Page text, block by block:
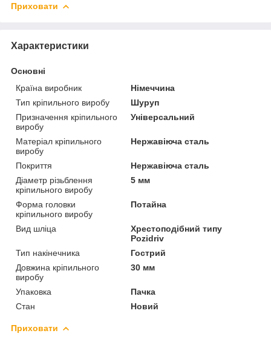
Приховати
Характеристики
Основні
Країна виробник
Німеччина
Тип кріпильного виробу
Шуруп
Призначення кріпильного
виробу
Універсальний
Матеріал кріпильного
виробу
Нержавіюча сталь
Покриття
Нержавіюча сталь
Діаметр різьблення
кріпильного виробу
5 мм
Форма головки
кріпильного виробу
Потайна
Вид шліца
Хрестоподібний типу
Pozidriv
Тип накінечника
Гострий
Довжина кріпильного
виробу
30 мм
Упаковка
Пачка
Стан
Новий
Приховати